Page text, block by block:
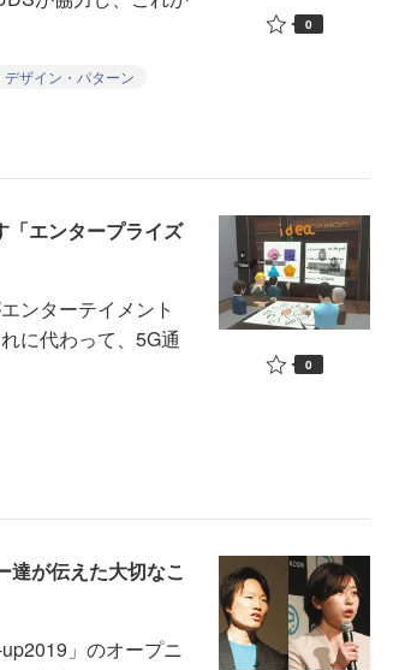
ザイン・パターン
0
エンタープライズ
ンターテイメント
に代わって、5G通
0
達が伝えた大切なこ
」のオープニ